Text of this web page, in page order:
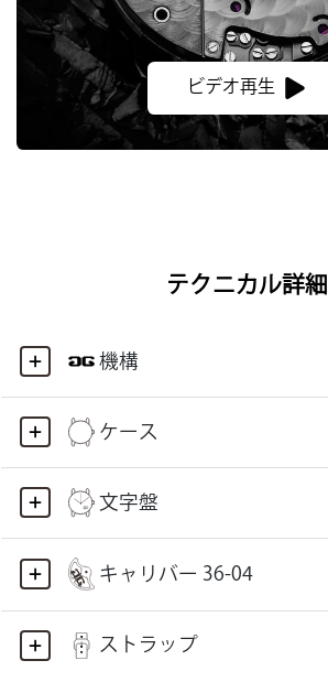
ビデオ再生
テクニカル詳細
機構
ケース
文字盤
キャリバー 36-04
ストラップ